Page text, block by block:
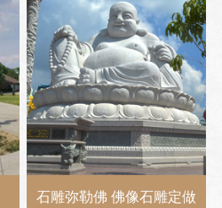
石雕弥勒佛 佛像石雕定做